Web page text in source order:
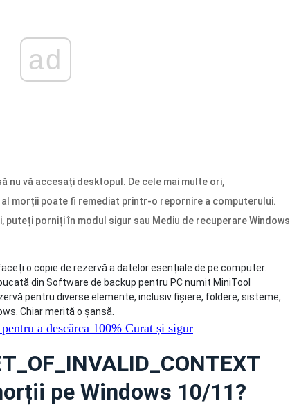
ad
nu vă accesați desktopul. De cele mai multe ori,
al morții poate fi remediat printr-o repornire a computerului.
puteți porniți în modul sigur sau Mediu de recuperare Windows
o copie de rezervă a datelor esențiale de pe computer.
din Software de backup pentru PC numit MiniTool
pentru diverse elemente, inclusiv fișiere, foldere, sisteme,
Chiar merită o șansă.
a descărca 100% Curat și sigur
pe Windows 10/11?